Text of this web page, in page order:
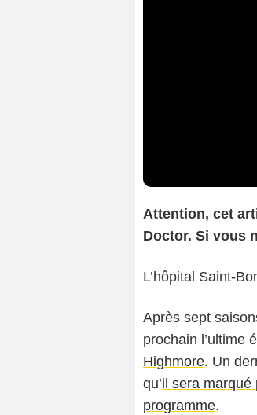
Attention, cet
Doctor. Si vous
L’hôpital Saint-
Après sept
prochain l’ultime
Highmore. Un
qu’il sera marqué
programme.